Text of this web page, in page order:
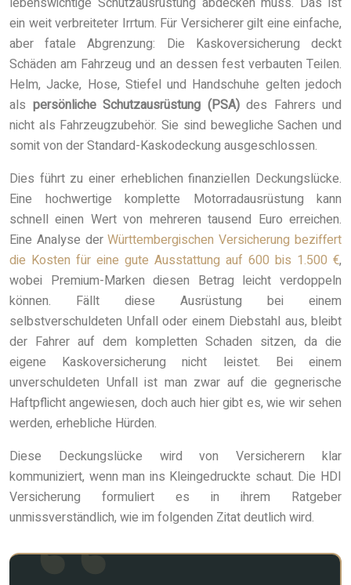
ein weit verbreiteter Irrtum. Für Versicherer gilt eine einfache,
aber fatale Abgrenzung: Die Kaskoversicherung deckt
Schäden am Fahrzeug und an dessen fest verbauten Teilen.
Helm, Jacke, Hose, Stiefel und Handschuhe gelten jedoch
als persönliche Schutzausrüstung (PSA)des Fahrers und
nicht als Fahrzeugzubehör. Sie sind bewegliche Sachen und
somit von der Standard-Kaskodeckung ausgeschlossen.
Dies führt zu einer erheblichen finanziellen Deckungslücke.
Eine hochwertige komplette Motorradausrüstung kann
schnell einen Wert von mehreren tausend Euro erreichen.
Eine Analyse derWürttembergischen Versicherung beziffert
die Kosten für eine gute Ausstattung auf 600 bis 1.500 €,
wobei Premium-Marken diesen Betrag leicht verdoppeln
können. Fällt diese Ausrüstung bei einem
selbstverschuldeten Unfall oder einem Diebstahl aus, bleibt
der Fahrer auf dem kompletten Schaden sitzen, da die
eigene Kaskoversicherung nicht leistet. Bei einem
unverschuldeten Unfall ist man zwar auf die gegnerische
Haftpflicht angewiesen, doch auch hier gibt es, wie wir sehen
werden, erhebliche Hürden.
Diese Deckungslücke wird von Versicherern klar
kommuniziert, wenn man ins Kleingedruckte schaut. Die HDI
Versicherung formuliert es in ihrem Ratgeber
unmissverständlich, wie im folgenden Zitat deutlich wird.